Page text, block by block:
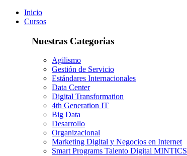
Inicio
Cursos
Nuestras Categorias
Agilismo
Gestión de Servicio
Estándares Internacionales
Data Center
Digital Transformation
4th Generation IT
Big Data
Desarrollo
Organizacional
Marketing Digital y Negocios en Internet
Smart Programs Talento Digital MINTICS